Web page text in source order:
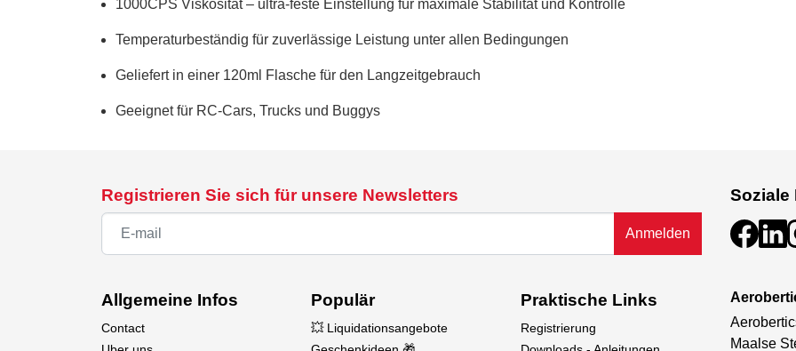
1000CPS Viskosität – ultra-feste Einstellung für maximale Stabilität und Kontrolle
Temperaturbeständig für zuverlässige Leistung unter allen Bedingungen
Geliefert in einer 120ml Flasche für den Langzeitgebrauch
Geeignet für RC-Cars, Trucks und Buggys
Registrieren Sie sich für unsere Newsletters
Anmelden
Soziale
Allgemeine Infos
Contact
Populär
💥 Liquidationsangebote
Praktische Links
Registrierung
Maalse